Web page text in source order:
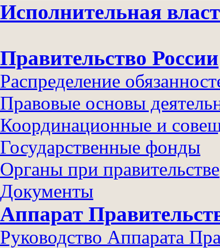
Исполнительная
Правительство России
Распределение
Правовые основы
Координационные и
Государственные фонды
Органы при правительстве
Документы
Аппарат
Руководство Аппарата